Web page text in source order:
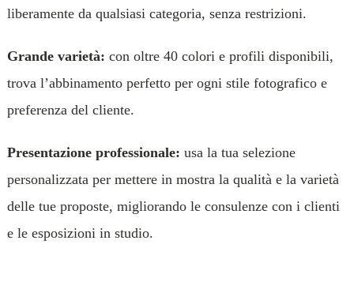
liberamente da qualsiasi categoria, senza restrizioni.
Grande varietà: con oltre 40 colori e profili disponibili,
trova l’abbinamento perfetto per ogni stile fotografico e
preferenza del cliente.
Presentazione professionale: usa la tua selezione
personalizzata per mettere in mostra la qualità e la varietà
delle tue proposte, migliorando le consulenze con i clienti
e le esposizioni in studio.